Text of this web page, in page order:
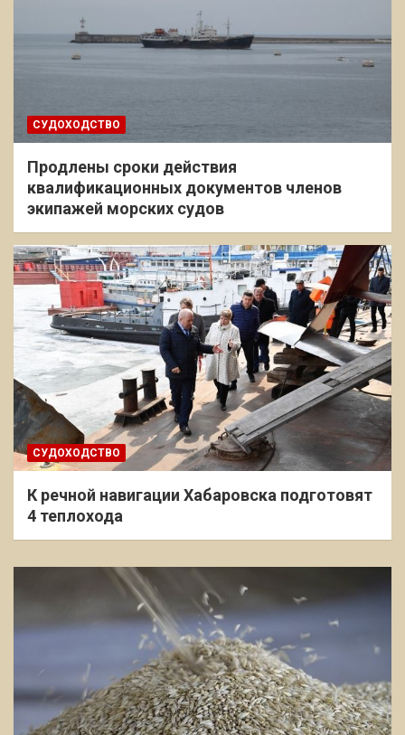
СУДОХОДСТВО
Продлены сроки действия
квалификационных документов членов
экипажей морских судов
СУДОХОДСТВО
К речной навигации Хабаровска подготовят
4 теплохода